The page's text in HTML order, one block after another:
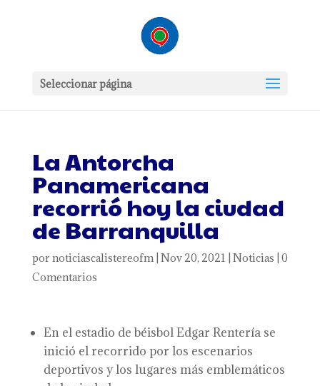
Seleccionar página
La Antorcha
Panamericana
recorrió hoy la ciudad
de Barranquilla
por noticiascalistereofm| Nov 20, 2021 Noticias 0
Comentarios
En el estadio de béisbol Edgar Rentería se
inició el recorrido por los escenarios
deportivos y los lugares más emblemáticos